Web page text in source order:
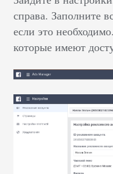
справа. Заполните
если это
которые имеют